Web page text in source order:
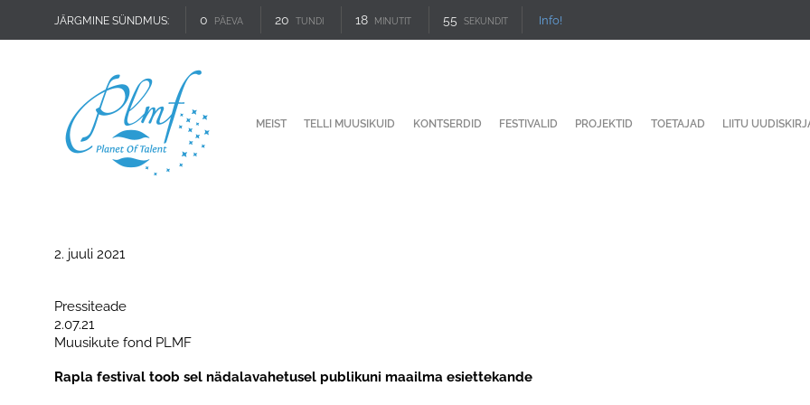
JÄRGMINE SÜNDMUS: 0 PÄEVA 20 TUNDI 18 MINUTIT 54 SEKUNDIT Info!
MEIST TELLI MUUSIKUID KONTSERDID FESTIVALID PROJEKTID TOETAJAD LIITU
2. juuli 2021
Pressiteade
2.07.21
Muusikute fond PLMF
Rapla festival toob sel nädalavahetusel publikuni maailma esiettekande